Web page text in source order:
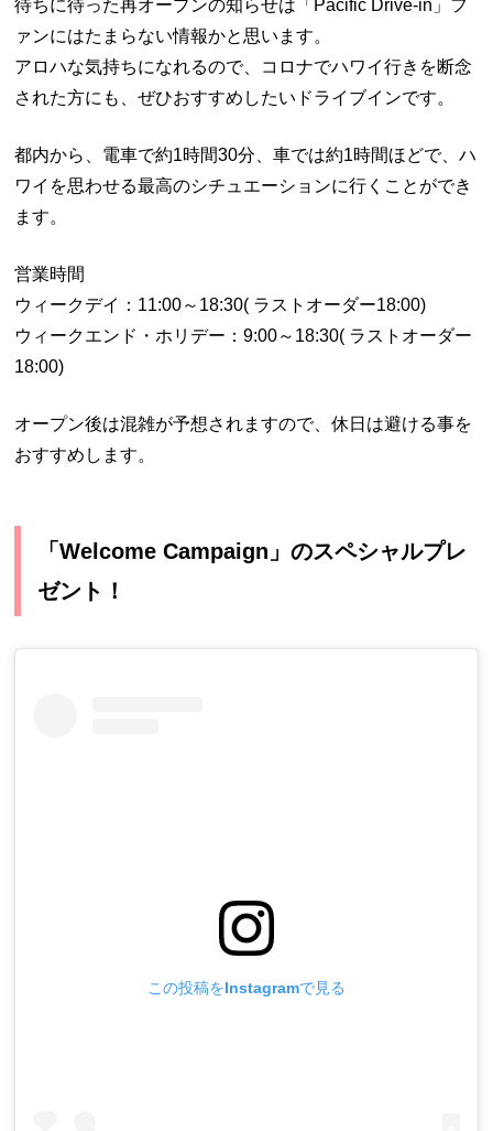
待ちに待った再オープンの知らせは「Pacific Drive-in」フ
ァンにはたまらない情報かと思います。
アロハな気持ちになれるので、コロナでハワイ行きを断念
された方にも、ぜひおすすめしたいドライブインです。
都内から、電車で約1時間30分、車では約1時間ほどで、ハ
ワイを思わせる最高のシチュエーションに行くことができ
ます。
営業時間
ウィークデイ：11:00～18:30( ラストオーダー18:00)
ウィークエンド・ホリデー：9:00～18:30( ラストオーダー
18:00)
オープン後は混雑が予想されますので、休日は避ける事を
おすすめします。
「Welcome Campaign」のスペシャルプレ
ゼント！
この投稿をInstagramで見る